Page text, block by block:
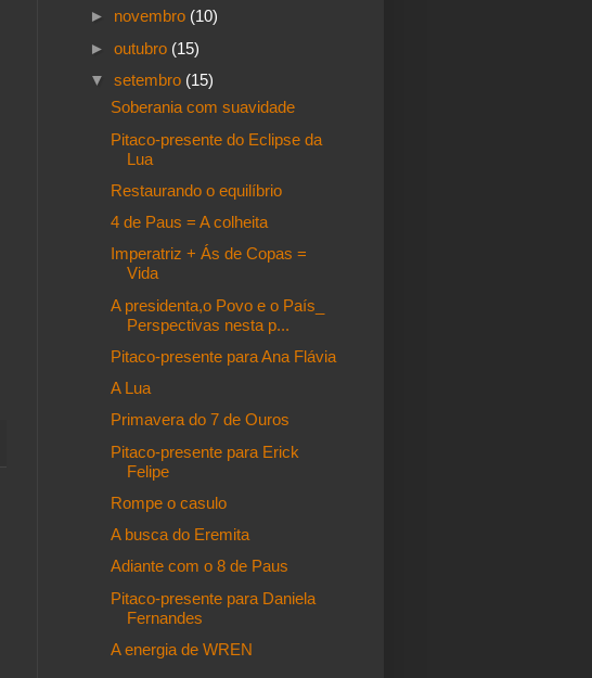
► novembro (10)
► outubro (15)
▼ setembro (15)
Soberania com suavidade
Pitaco-presente do Eclipse da
Lua
Restaurando o equilíbrio
4 de Paus = A colheita
Imperatriz + Ás de Copas =
Vida
A presidenta,o Povo e o País_
Perspectivas nesta p...
Pitaco-presente para Ana Flávia
A Lua
Primavera do 7 de Ouros
Pitaco-presente para Erick
Felipe
Rompe o casulo
A busca do Eremita
Adiante com o 8 de Paus
Pitaco-presente para Daniela
Fernandes
A energia de WREN